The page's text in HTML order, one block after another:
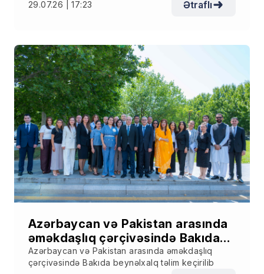
29.07.26 | 17:23
Ətraflı
Azərbaycan və Pakistan arasında
əməkdaşlıq çərçivəsində Bakıda
beynəlxalq təlim keçirilib
Azərbaycan və Pakistan arasında əməkdaşlıq
çərçivəsində Bakıda beynəlxalq təlim keçirilib